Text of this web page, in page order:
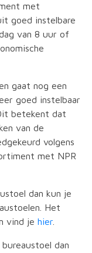
met
goed instelbare
van 8 uur of
gaat nog een
goed instelbaar
betekent dat
van de
volgens
met NPR
dan kun je
Het
vind je hier
dan